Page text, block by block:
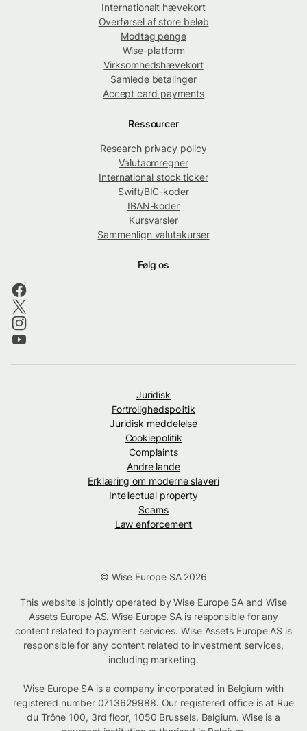
Internationalt hævekort
Overførsel af store beløb
Modtag penge
Wise-platform
Virksomhedshævekort
Samlede betalinger
Accept card payments
Ressourcer
Research privacy policy
Valutaomregner
International stock ticker
Swift/BIC-koder
IBAN-koder
Kursvarsler
Sammenlign valutakurser
Følg os
Juridisk
Fortrolighedspolitik
Juridisk meddelelse
Cookiepolitik
Complaints
Andre lande
Erklæring om moderne slaveri
Intellectual property
Scams
Law enforcement
© Wise Europe SA 2026
This website is jointly operated by Wise Europe SA and Wise
Assets Europe AS. Wise Europe SA is responsible for any
content related to payment services. Wise Assets Europe AS is
responsible for any content related to investment services,
including marketing.
Wise Europe SA is a company incorporated in Belgium with
registered number 0713629988. Our registered office is at Rue
du Trône 100, 3rd floor, 1050 Brussels, Belgium. Wise is a